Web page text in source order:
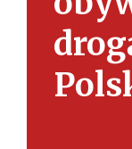
w
a
t
e
l